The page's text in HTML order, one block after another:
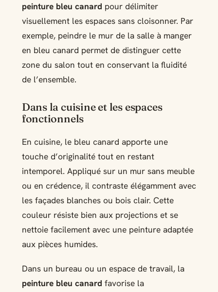
peinture bleu canard pour délimiter
visuellement les espaces sans cloisonner. Par
exemple, peindre le mur de la salle à manger
en bleu canard permet de distinguer cette
zone du salon tout en conservant la fluidité
de l’ensemble.
Dans la cuisine et les espaces
fonctionnels
En cuisine, le bleu canard apporte une
touche d’originalité tout en restant
intemporel. Appliqué sur un mur sans meuble
ou en crédence, il contraste élégamment avec
les façades blanches ou bois clair. Cette
couleur résiste bien aux projections et se
nettoie facilement avec une peinture adaptée
aux pièces humides.
Dans un bureau ou un espace de travail, la
peinture bleu canard favorise la